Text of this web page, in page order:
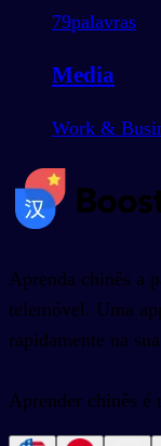
79palavras
Media
Work &
Aprenda chinês a
telemóvel. Uma
rapidamente na
Aprender chinês é